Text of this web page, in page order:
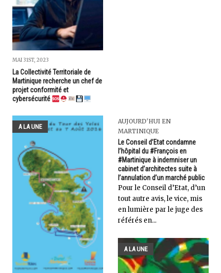
MAI 31ST, 2023
La Collectivité Territoriale de
Martinique recherche un chef de
projet conformité et
cybersécurité
A LA UNE
AUJOURD'HUI EN
MARTINIQUE
Le Conseil d’Etat condamne
l’hôpital du #François en
#Martinique à indemniser un
cabinet d’architectes suite à
l’annulation d’un marché public
Pour le Conseil d’Etat, d’un
tout autre avis, le vice, mis
en lumière par le juge des
référés en...
A LA UNE